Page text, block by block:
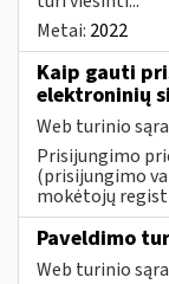
Metai: 2022
Kaip gauti
elektroninių
Web turinio
Prisijungimo
(prisijungimo
mokėtojų
Paveldimo
Web turinio